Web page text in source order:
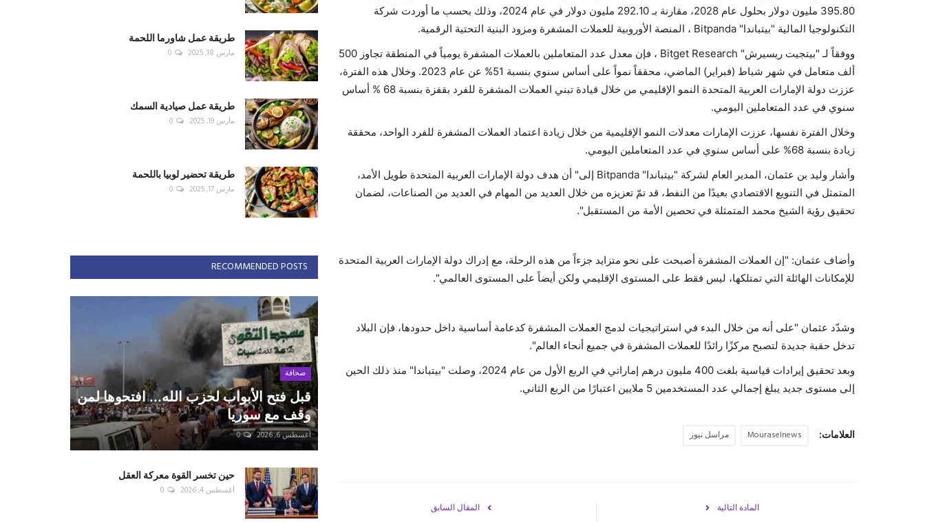
395.80 مليون دولار بحلول عام 2028، مقارنة بـ 292.10 مليون دولار في عام 2024، وذلك بحسب ما أوردت شركة
التكنولوجيا المالية "بيتباندا" Bitpanda ، المنصة الأوروبية للعملات المشفرة ومزود البنية التحتية الرقمية.
ووفقاً لـ "بيتجيت ريسيرش" Bitget Research ، فإن معدل عدد المتعاملين بالعملات المشفرة يومياً في المنطقة تجاوز 500
ألف متعامل في شهر شباط (فبراير) الماضي، محققاً نمواً على أساس سنوي بنسبة 51% عن عام 2023. وخلال هذه الفترة،
عززت دولة الإمارات العربية المتحدة النمو الإقليمي من خلال قيادة تبني العملات المشفرة للفرد بقفزة بنسبة 68 % أساس
سنوي في عدد المتعاملين اليومي.
وخلال الفترة نفسها، عززت الإمارات معدلات النمو الإقليمية من خلال زيادة اعتماد العملات المشفرة للفرد الواحد، محققة
زيادة بنسبة 68% على أساس سنوي في عدد المتعاملين اليومي.
وأشار وليد بن عثمان، المدير العام لشركة "بيتباندا" Bitpanda إلى" أن هدف دولة الإمارات العربية المتحدة طويل الأمد،
المتمثل في التنويع الاقتصادي بعيدًا من النفط، قد تمّ تعزيزه من خلال العديد من المهام في العديد من الصناعات، لضمان
تحقيق رؤية الشيخ محمد المتمثلة في تحصين الأمة من المستقبل".
وأضاف عثمان: "إن العملات المشفرة أصبحت على نحو متزايد جزءاً من هذه الرحلة، مع إدراك دولة الإمارات العربية المتحدة
للإمكانات الهائلة التي تمتلكها، ليس فقط على المستوى الإقليمي ولكن أيضاً على المستوى العالمي".
وشدّد عثمان "على أنه من خلال البدء في استراتيجيات لدمج العملات المشفرة كدعامة أساسية داخل حدودها، فإن البلاد
تدخل حقبة جديدة لتصبح مركزًا رائدًا للعملات المشفرة في جميع أنحاء العالم".
وبعد تحقيق إيرادات قياسية بلغت 400 مليون درهم إماراتي في الربع الأول من عام 2024، وصلت "بيتباندا" منذ ذلك الحين
إلى مستوى جديد يبلغ إجمالي عدد المستخدمين 5 ملايين اعتبارًا من الربع الثاني.
العلامات: Mouraselnews مراسل نيوز
المقال السابق المادة التالية
طريقة عمل شاورما اللحمة
مارس 18, 2025 0
طريقة عمل صيادية السمك
مارس 19, 2025 0
طريقة تحضير لوبيا باللحمة
مارس 17, 2025 0
RECOMMENDED POSTS
صحافة
قبل فتح الأبواب لحزب الله... افتحوها لمن
وقف مع سوريا
أغسطس 6, 2026 0
حين تخسر القوة معركة العقل
أغسطس 4, 2026 0